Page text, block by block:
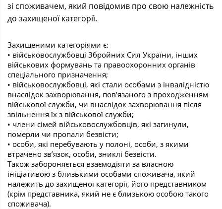
зі споживачем, який повідомив про свою належність
до захищеної категорії.
Захищеними категоріями є:
• військовослужбовці Збройних Сил України, інших
військових формувань та правоохоронних органів
спеціального призначення;
• військовослужбовці, які стали особами з інвалідністю
внаслідок захворювання, пов’язаного з проходженням
військової служби, чи внаслідок захворювання після
звільнення їх з військової служби;
• члени сімей військовослужбовців, які загинули,
померли чи пропали безвісти;
• особи, які перебувають у полоні, особи, з якими
втрачено зв’язок, особи, зниклі безвісти.
Також забороняється взаємодіяти за власною
ініціативою з близькими особами споживача, який
належить до захищеної категорії, його представником
(крім представника, який не є близькою особою такого
споживача).